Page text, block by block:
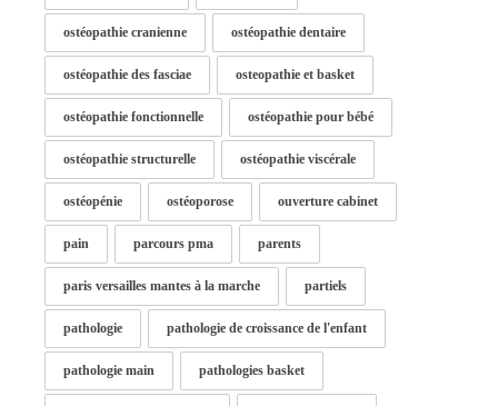
ostéopathie cranienne ostéopathie dentaire
ostéopathie des fasciae osteopathie et basket
ostéopathie fonctionnelle ostéopathie pour bébé
ostéopathie structurelle ostéopathie viscérale
ostéopénie ostéoporose ouverture cabinet
pain parcours pma parents
paris versailles mantes à la marche partiels
pathologie pathologie de croissance de l'enfant
pathologie main pathologies basket